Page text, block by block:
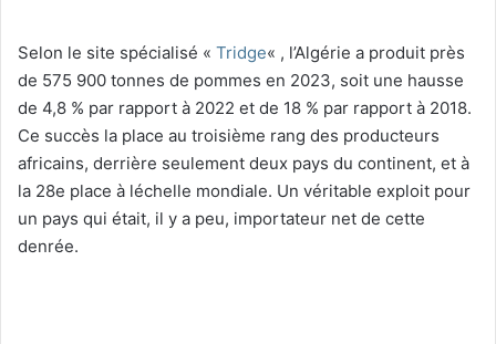
Selon le site spécialisé « Tridge« , l’Algérie a produit près
de 575 900 tonnes de pommes en 2023, soit une hausse
de 4,8 % par rapport à 2022 et de 18 % par rapport à 2018.
Ce succès la place au troisième rang des producteurs
africains, derrière seulement deux pays du continent, et à
la 28e place à léchelle mondiale. Un véritable exploit pour
un pays qui était, il y a peu, importateur net de cette
denrée.